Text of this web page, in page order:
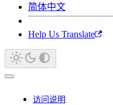
简体中文
Help Us Translate
访问说明